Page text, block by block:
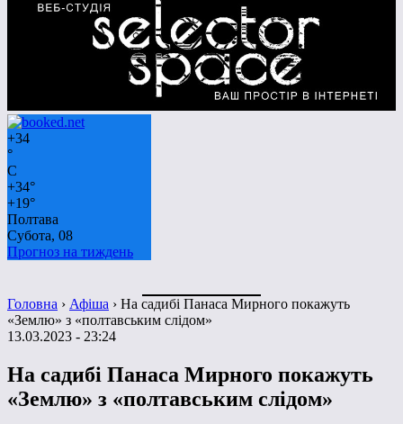
+34
°
C
+34°
+19°
Полтава
Субота, 08
Прогноз на тиждень
Головна › Афіша › На садибі Панаса Мирного покажуть
«Землю» з «полтавським слідом»
13.03.2023 - 23:24
На садибі Панаса Мирного покажуть
«Землю» з «полтавським слідом»